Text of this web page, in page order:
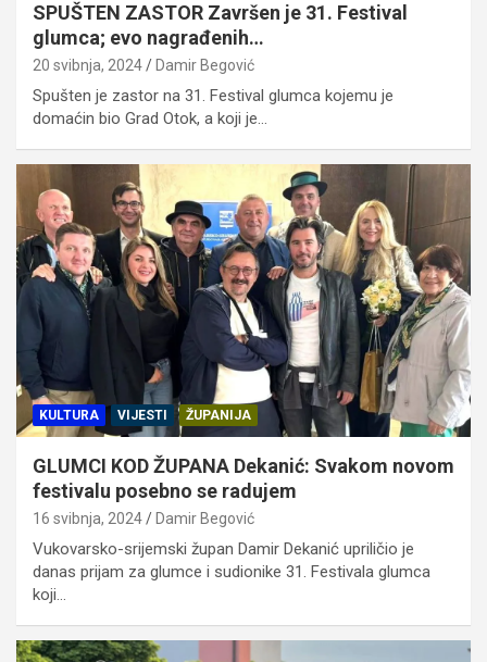
SPUŠTEN ZASTOR Završen je 31. Festival
glumca; evo nagrađenih…
20 svibnja, 2024 Damir Begović
Spušten je zastor na 31. Festival glumca kojemu je
domaćin bio Grad Otok, a koji je…
KULTURA VIJESTI ŽUPANIJA
GLUMCI KOD ŽUPANA Dekanić: Svakom novom
festivalu posebno se radujem
16 svibnja, 2024 Damir Begović
Vukovarsko-srijemski župan Damir Dekanić upriličio je
danas prijam za glumce i sudionike 31. Festivala glumca
koji…